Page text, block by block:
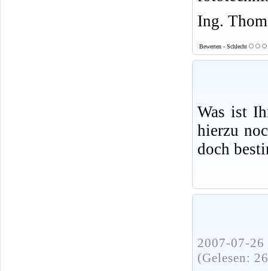
Ing.
Bewerten - Schlecht
Was ist
hierzu
doch
2007-07-
(Gelesen: